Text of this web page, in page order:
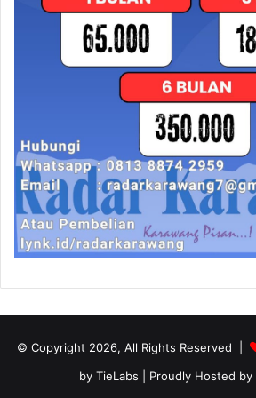
© Copyright 2026, All Rights Reserved |
by TieLabs | Proudly Hosted by